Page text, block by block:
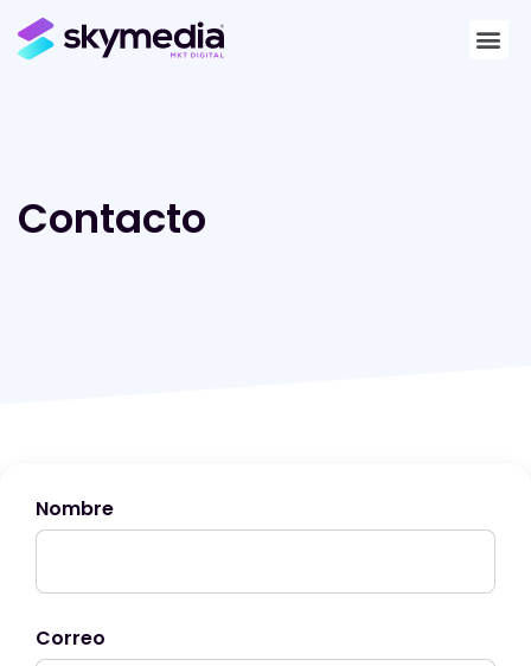
Contacto
Nombre
Correo